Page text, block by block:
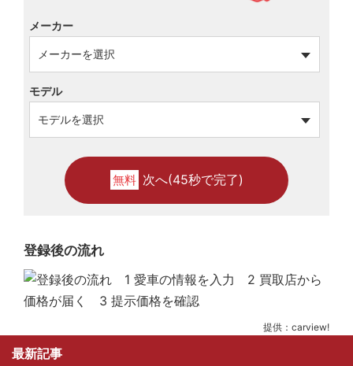
メーカー
モデル
無料 次へ(45秒で完了)
登録後の流れ
提供：carview!
最新記事